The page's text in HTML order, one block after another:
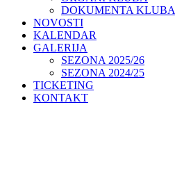
DOKUMENTA KLUBA
NOVOSTI
KALENDAR
GALERIJA
SEZONA 2025/26
SEZONA 2024/25
TICKETING
KONTAKT